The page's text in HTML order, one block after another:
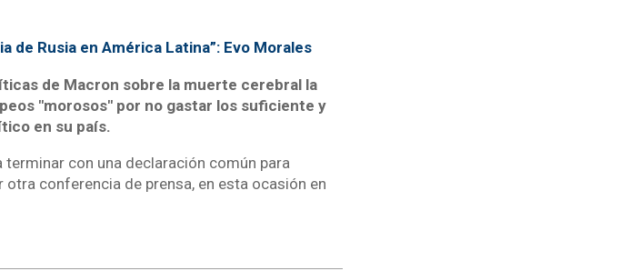
de Rusia en América Latina”: Evo Morales
de Macron sobre la muerte cerebral la
"morosos" por no gastar los suficiente y
en su país.
con una declaración común para
conferencia de prensa, en esta ocasión en